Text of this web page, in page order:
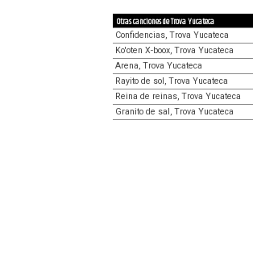
Otras canciones de Trova Yucateca
Confidencias, Trova Yucateca
Ko'oten X-boox, Trova Yucateca
Arena, Trova Yucateca
Rayito de sol, Trova Yucateca
Reina de reinas, Trova Yucateca
Granito de sal, Trova Yucateca